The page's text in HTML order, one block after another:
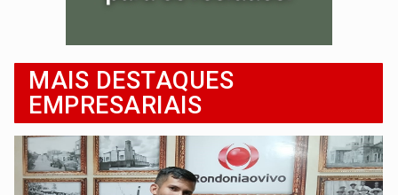
MAIS DESTAQUES
EMPRESARIAIS